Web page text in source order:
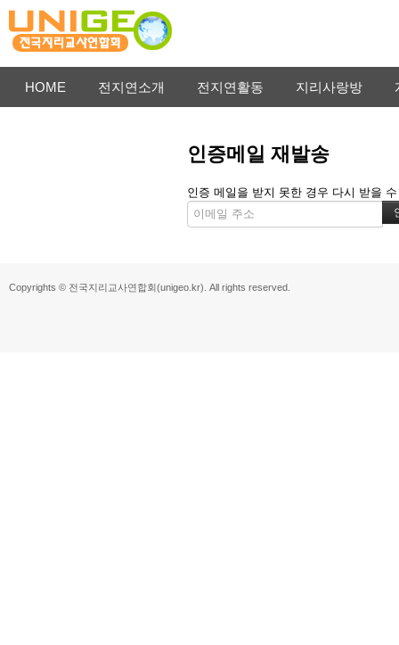
HOME 전지연소개 전지연활동 지리사랑방
인증메일 재발송
인증 메일을 받지 못한 경우 다시 받을
Copyrights © 전국지리교사연합회(unigeo.kr). All rights reserved.